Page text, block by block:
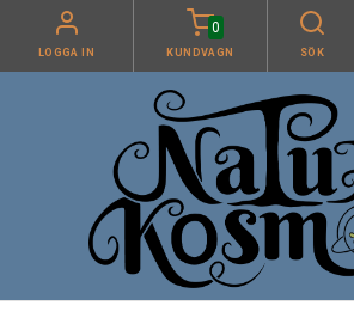
LOGGA IN
0
KUNDVAGN SÖK